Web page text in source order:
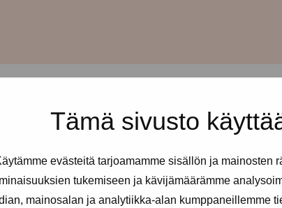
Tämä sivusto
evästeitä tarjoamamme sisällön ja mainosten
tukemiseen ja kävijämäärämme
mainosalan ja analytiikka-alan kumppaneillemme
18 ja torstaisin klo 12-16 ilman
itselle tai/ja kaverille, johon voi